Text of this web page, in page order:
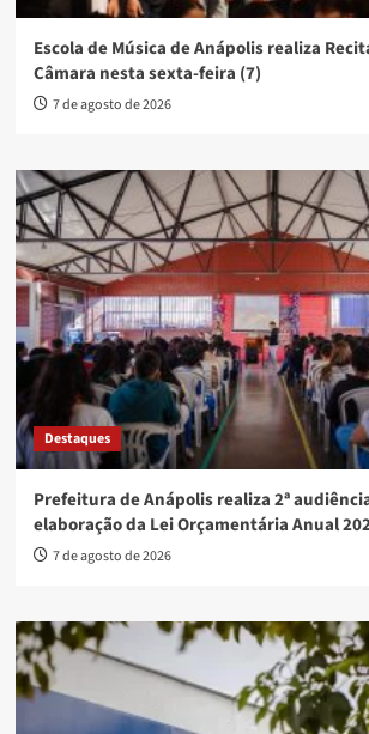
Escola de Música de Anápolis realiza
Câmara nesta sexta-feira (7)
7 de agosto de 2026
Destaques
Prefeitura de Anápolis realiza 2ª
elaboração da Lei Orçamentária Anual
7 de agosto de 2026